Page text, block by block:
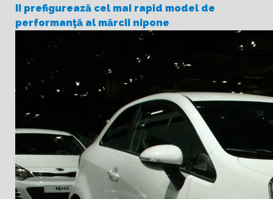
II prefigurează cel mai rapid model de
performanţă al mărcii nipone